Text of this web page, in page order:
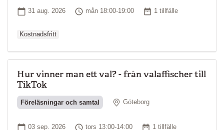
Startdatum
31 aug. 2026 Tid
mån 18:00-19:00 Antal tillfällen
1 tillfälle
Kostnadsfritt
Hur vinner man ett val? - från valaffischer till
TikTok
Föreläsningar och samtal Plats
Göteborg
Startdatum
03 sep. 2026 Tid
tors 13:00-14:00 Antal tillfällen
1 tillfälle